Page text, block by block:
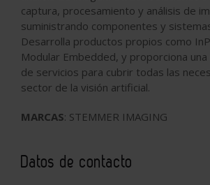
captura, procesamiento y análisis de
suministrando componentes y
Desarrolla productos propios como
Modular Embedded, y proporciona
de servicios para cubrir todas las
sector de la visión artificial.
MARCAS: STEMMER IMAGING
Datos de contacto